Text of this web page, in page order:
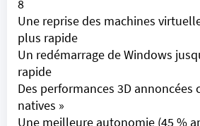
8
Une reprise des machines
plus rapide
Un redémarrage de Windows
rapide
Des performances 3D annoncées
natives »
Une meilleure autonomie (45 %